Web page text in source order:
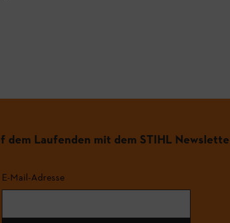
dem Laufenden mit dem STIHL
E-Mail-Adresse